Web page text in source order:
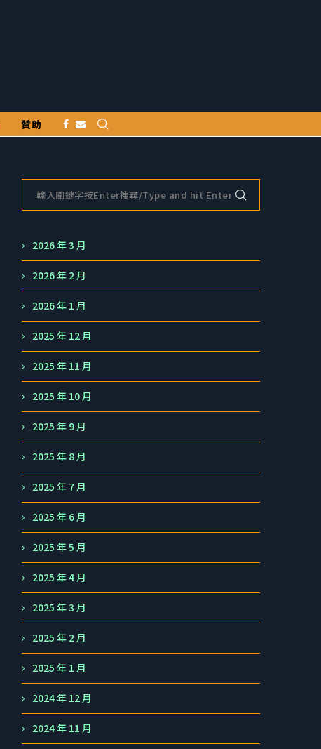
贊助
2026 年 3 月
2026 年 2 月
2026 年 1 月
2025 年 12 月
2025 年 11 月
2025 年 10 月
2025 年 9 月
2025 年 8 月
2025 年 7 月
2025 年 6 月
2025 年 5 月
2025 年 4 月
2025 年 3 月
2025 年 2 月
2025 年 1 月
2024 年 12 月
2024 年 11 月